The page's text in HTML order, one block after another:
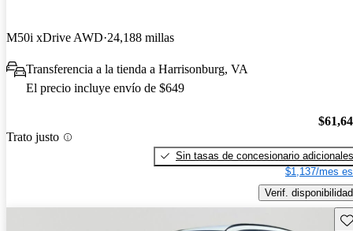
M50i xDrive AWD 24,188 millas
Transferencia a la tienda a Harrisonburg, VA
El precio incluye envío de $649
Trato justo
Sin tasas de concesionario adicionales
$1,137/mes
Verif. disponibilidad